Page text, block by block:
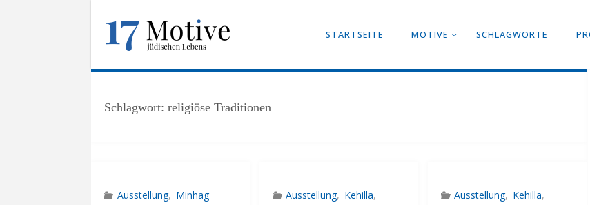
7M
VE.
STARTSEITE MOTIVE SCHLAGWORTE
Schlagwort:religiöse Traditionen
Ausstellung, Minhag Ausstellung, Kehilla,
Ausstellung, Kehilla,